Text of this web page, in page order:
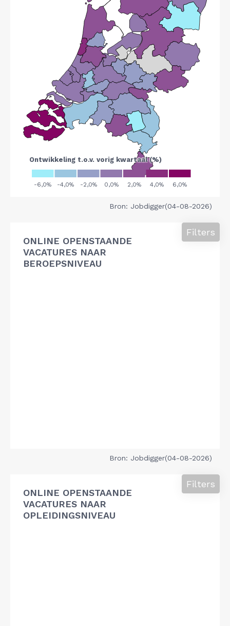
Bron: Jobdigger(04-08-2026)
ONLINE OPENSTAANDE
VACATURES NAAR
BEROEPSNIVEAU
Filters
Bron: Jobdigger(04-08-2026)
ONLINE OPENSTAANDE
VACATURES NAAR
OPLEIDINGSNIVEAU
Filters